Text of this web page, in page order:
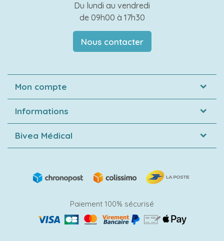
Du lundi au vendredi
de 09h00 à 17h30
Nous contacter
Mon compte
Informations
Bivea Médical
Paiement 100% sécurisé